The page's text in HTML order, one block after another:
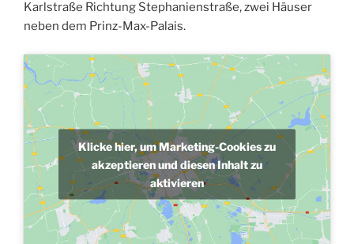
Karlstraße Richtung Stephanienstraße, zwei Häuser
neben dem Prinz-Max-Palais.
Klicke hier, um Marketing-Cookies zu
akzeptieren und diesen Inhalt zu
aktivieren